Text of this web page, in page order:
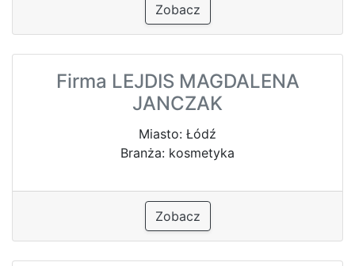
Zobacz
Firma LEJDIS MAGDALENA
JANCZAK
Miasto: Łódź
Branża: kosmetyka
Zobacz